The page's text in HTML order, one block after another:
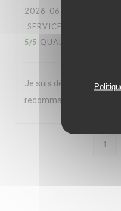
2026-06-23
- 20:00 -
SERVICE
5/5 QUALITÉ / PRIX
Je suis déjà venu 5 à 6
recommande à des amis
1